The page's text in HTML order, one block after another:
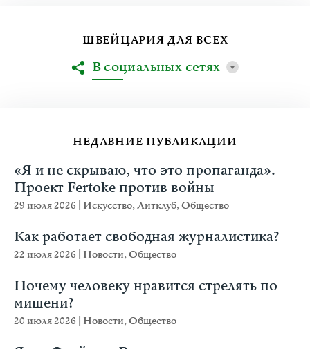
НЕДАВНИЕ ПУБЛИКАЦИИ
«Я и не скрываю, что это пропаганда».
Проект Fertoke против войны
29 июля 2026 Искусство,Литклуб,Общество
Как работает свободная журналистика?
22 июля 2026 Новости,Общество
Почему человеку нравится стрелять по
мишени?
20 июля 2026 Новости,Общество
ШВЕЙЦАРИЯ ДЛЯ ВСЕХ
В социальных сетях